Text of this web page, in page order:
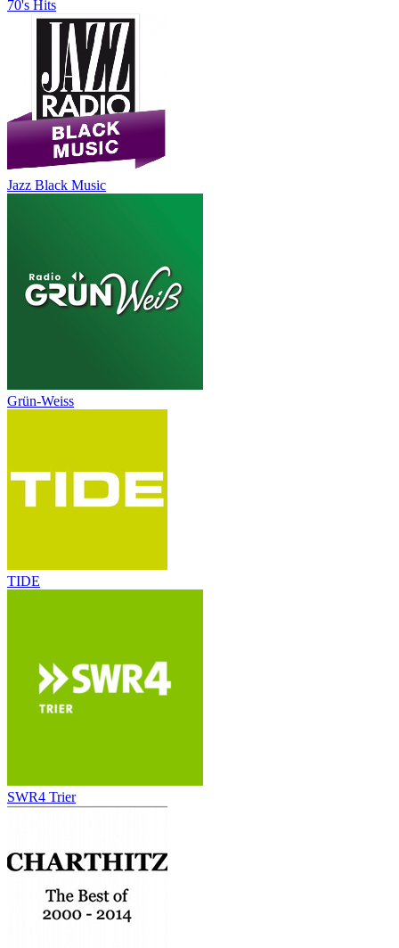
70's Hits
Jazz Black Music
Grün-Weiss
TIDE
SWR4 Trier